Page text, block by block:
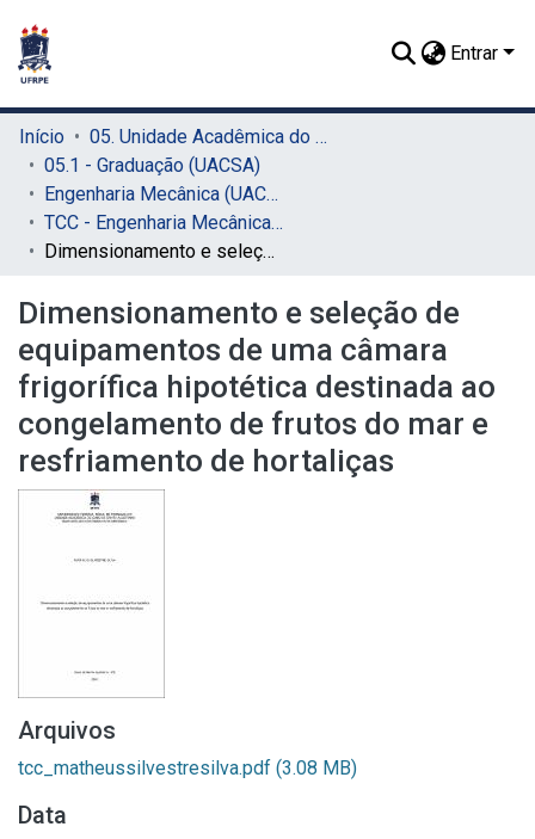
Entrar
Início
05. Unidade Acadêmica do Cabo de Santo Agostinho (UACSA)
05.1 - Graduação (UACSA)
Engenharia Mecânica (UACSA)
TCC - Engenharia Mecânica (UACSA)
Dimensionamento e seleção de equipamentos de uma câmara frigorífica hipotética destinada ao congelamento de frutos do mar e resfriamento de hortaliças
Dimensionamento e seleção de
equipamentos de uma câmara
frigorífica hipotética destinada ao
congelamento de frutos do mar e
resfriamento de hortaliças
Arquivos
tcc_matheussilvestresilva.pdf (3.08 MB)
Data